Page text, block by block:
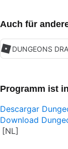
Auch für
DUNGEONS
Programm ist
Descargar
Download